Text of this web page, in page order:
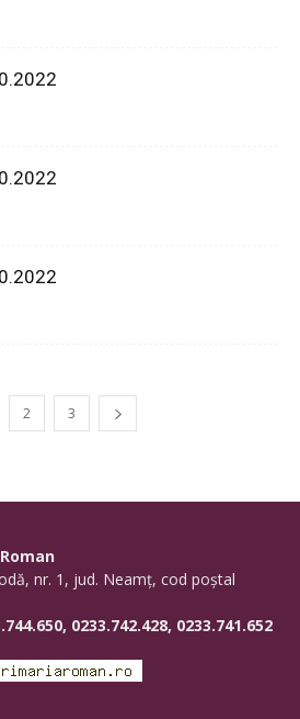
2 3
nr. 1, jud. Neamţ, cod poştal
0233.742.428, 0233.741.652